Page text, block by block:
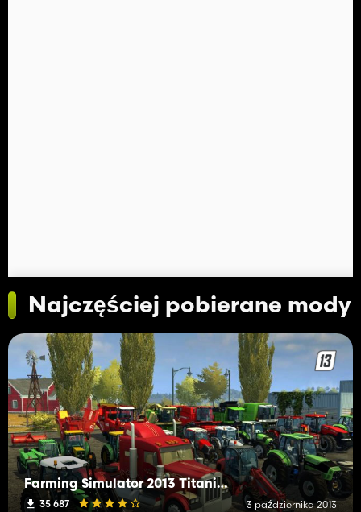
Najczęściej pobierane mody
Farming Simulator 2013 Titanium Add-on
35 687 3 października 2013